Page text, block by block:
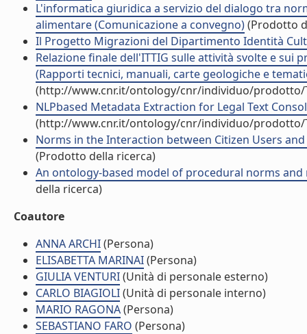
L'informatica giuridica a servizio del dialogo tra
alimentare (Comunicazione a convegno)(Prodotto
Il Progetto Migrazioni del Dipartimento Identità
Relazione finale dell'ITTIG sulle attività svolte e sui
(Rapporti tecnici, manuali, carte geologiche e
(http://www.cnr.it/ontology/cnr/individuo/prodotto/
NLPbased Metadata Extraction for Legal Text
(http://www.cnr.it/ontology/cnr/individuo/prodotto/
Norms in the Interaction between Citizen Users
(Prodotto della ricerca)
An ontology-based model of procedural norms
della ricerca)
Coautore
ANNA ARCHI(Persona)
ELISABETTA MARINAI(Persona)
GIULIA VENTURI(Unità di personale esterno)
CARLO BIAGIOLI(Unità di personale interno)
MARIO RAGONA(Persona)
SEBASTIANO FARO (Persona)